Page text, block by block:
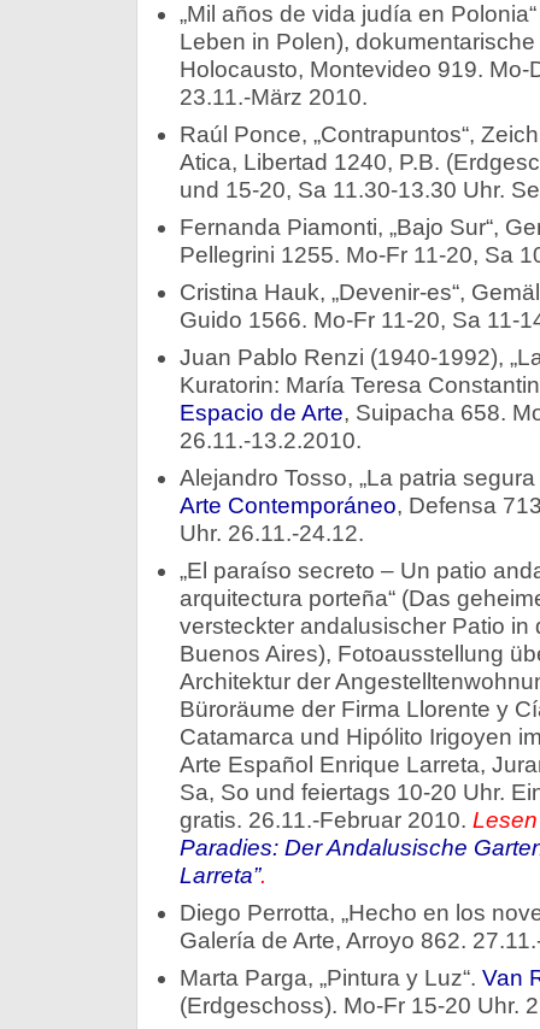
„Mil años de vida judía en
Leben in Polen),
Holocausto, Montevideo 919. Mo-
23.11.-März 2010.
Raúl Ponce, „Contrapuntos“,
Atica, Libertad 1240, P.B.
und 15-20, Sa 11.30-13.30 Uhr.
Fernanda Piamonti, „Bajo Sur“,
Pellegrini 1255. Mo-Fr 11-20, Sa
Cristina Hauk, „Devenir-es“,
Guido 1566. Mo-Fr 11-20, Sa 11-
Juan Pablo Renzi (1940-1992),
Kuratorin: María Teresa
Espacio de Arte, Suipacha 658.
26.11.-13.2.2010.
Alejandro Tosso, „La patria
Arte Contemporáneo, Defensa
Uhr. 26.11.-24.12.
„El paraíso secreto – Un patio
arquitectura porteña“ (Das
versteckter andalusischer Patio in
Buenos Aires), Fotoausstellung
Architektur der
Büroräume der Firma Llorente y
Catamarca und Hipólito Irigoyen
Arte Español Enrique Larreta,
Sa, So und feiertags 10-20 Uhr.
gratis. 26.11.-Februar 2010.
Paradies: Der Andalusische
Larreta”.
Diego Perrotta, „Hecho en los
Galería de Arte, Arroyo 862.
Marta Parga, „Pintura y Luz“. Van
(Erdgeschoss). Mo-Fr 15-20 Uhr.